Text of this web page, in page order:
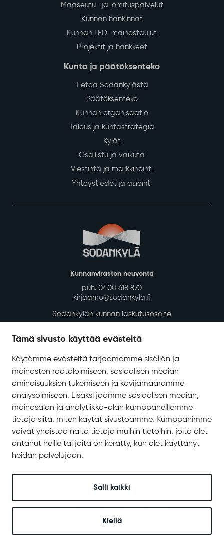
Tämä sivusto käyttää evästeitä
Käytämme evästeitä tarjoamamme sisällön ja
mainosten räätälöimiseen, sosiaalisen median
ominaisuuksien tukemiseen ja kävijämäärämme
analysoimiseen. Lisäksi jaamme sosiaalisen median,
mainosalan ja analytiikka-alan kumppaneillemme
tietoja siitä, miten käytät sivustoamme. Kumppanimme
voivat yhdistää näitä tietoja muihin tietoihin, joita olet
antanut heille tai joita on kerätty, kun olet käyttänyt
heidän palvelujaan.
Salli kaikki
Kiellä
Maaseutu- ja lomituspalvelut
Kunnan hankinnat
Kunnan LED-mainostaulut
Projektit ja hankkeet
Kunta ja päätöksenteko
Tietoa Sodankylästä
Päätöksenteko
Kunnan organisaatio
Talous ja kuntastrategia
Kylät
Osallistu ja vaikuta
Viestintä ja markkinointi
Yhteystiedot ja asiointi
Kunnanviraston neuvonta
puh. 0400 618 870
kirjaamo@sodankyla.fi
Sodankylän kunnan laskutusosoite
Asiakirjajulkisuuskuvaus
Evästeiden hallinta
Yhteystiedot
Jäämerentie 1, 99601 Sodankylä
Kaikki yhteystiedot
Henkilökunnan intranet
Seuraa meitä